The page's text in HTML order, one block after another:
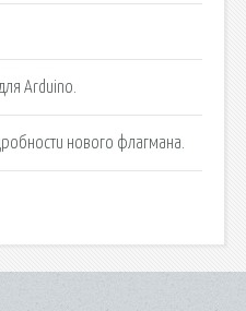
Arduino.
нового флагмана.